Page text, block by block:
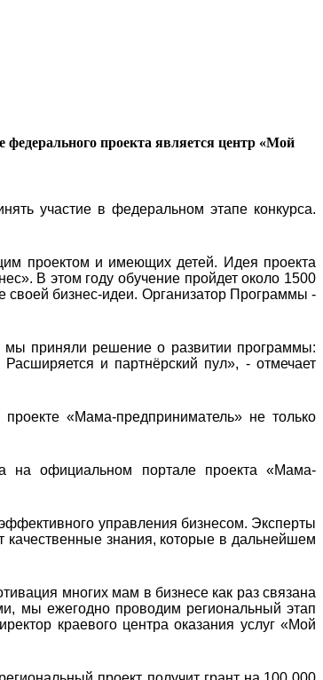
проекта является центр «Мой
участие в федеральном этапе конкурса.
проектом и имеющих детей. Идея проекта
В этом году обучение пройдет около 1500
своей бизнес-идеи. Организатор Программы -
мы приняли решение о развитии программы:
и партнёрский пул», - отмечает
«Мама-предприниматель» не только
на официальном портале проекта «Мама-
управления бизнесом. Эксперты
качественные знания, которые в дальнейшем
многих мам в бизнесе как раз связана
мы ежегодно проводим региональный этап
краевого центра оказания услуг «Мой